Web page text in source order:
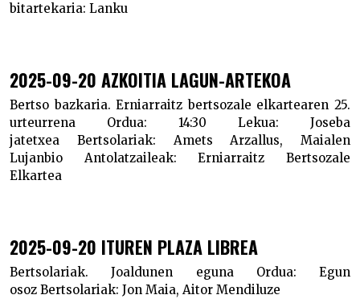
bitartekaria: Lanku
2025-09-20 AZKOITIA LAGUN-ARTEKOA
Bertso bazkaria. Erniarraitz bertsozale elkartearen 25.
urteurrena
Ordua: 14:30 Lekua: Joseba
jatetxea Bertsolariak: Amets Arzallus, Maialen
Lujanbio Antolatzaileak: Erniarraitz Bertsozale
Elkartea
2025-09-20 ITUREN PLAZA LIBREA
Bertsolariak. Joaldunen eguna Ordua: Egun
osoz Bertsolariak: Jon Maia, Aitor Mendiluze